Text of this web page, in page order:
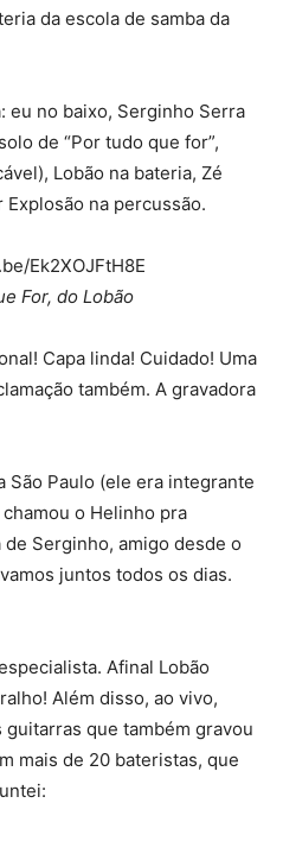
da escola de samba da
eu no baixo, Serginho Serra
de “Por tudo que for”,
Lobão na bateria, Zé
na percussão.
Ek2XOJFtH8E
For, do Lobão
Capa linda! Cuidado! Uma
também. A gravadora
São Paulo (ele era integrante
o Helinho pra
Serginho, amigo desde o
juntos todos os dias.
Afinal Lobão
Além disso, ao vivo,
guitarras que também gravou
mais de 20 bateristas, que